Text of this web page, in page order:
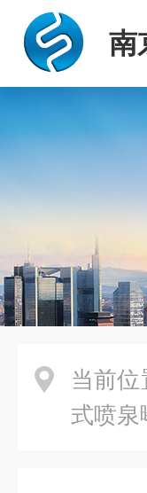
南
当前位
式喷泉